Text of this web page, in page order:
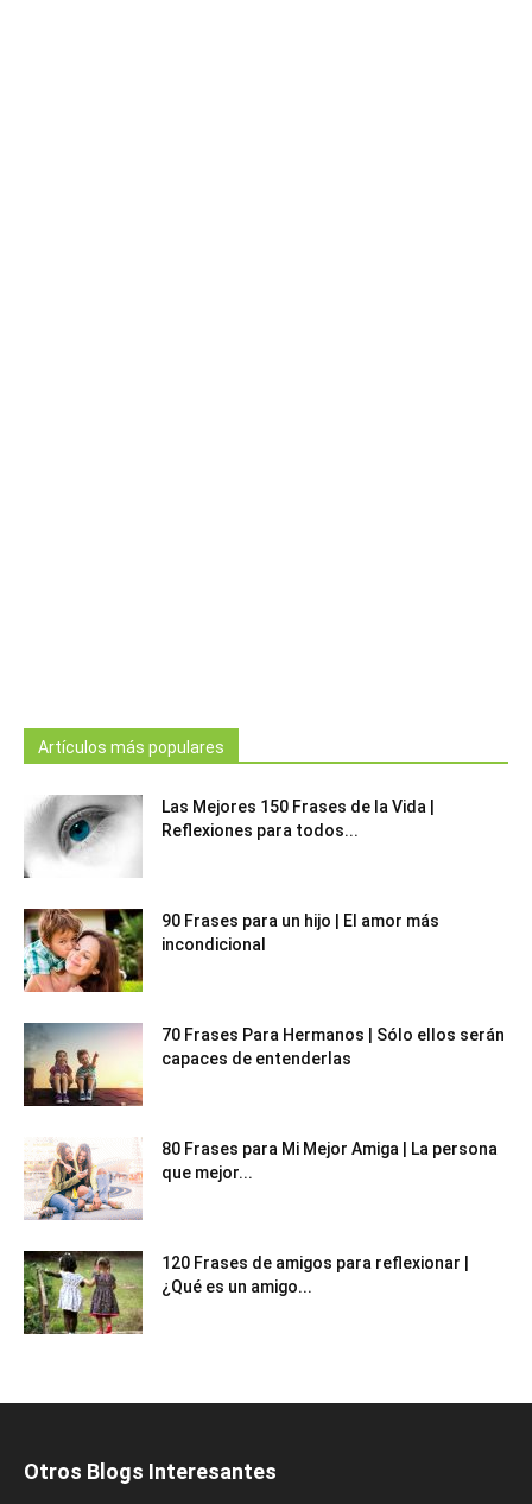
Artículos más populares
Las Mejores 150 Frases de la Vida |
Reflexiones para todos...
90 Frases para un hijo | El amor más
incondicional
70 Frases Para Hermanos | Sólo ellos serán
capaces de entenderlas
80 Frases para Mi Mejor Amiga | La persona
que mejor...
120 Frases de amigos para reflexionar |
¿Qué es un amigo...
Otros Blogs Interesantes